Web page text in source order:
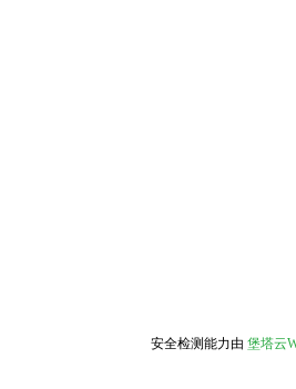
安全检测能力由 堡塔云